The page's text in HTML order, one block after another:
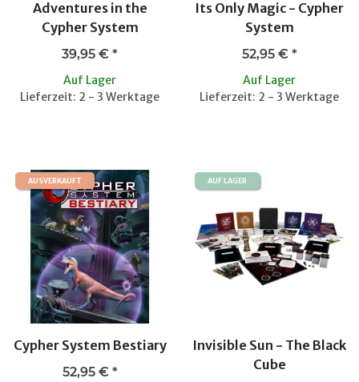
Adventures in the
Cypher System
39,95 € *
Auf Lager
Lieferzeit: 2 - 3 Werktage
Its Only Magic - Cypher
System
52,95 € *
Auf Lager
Lieferzeit: 2 - 3 Werktage
AUSVERKAUFT
Cypher System Bestiary
52,95 € *
AUF LAGER
Invisible Sun - The Black
Cube